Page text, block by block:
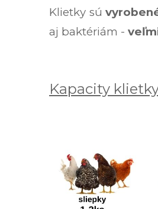
Klietky sú
aj baktériám -
Kapacity